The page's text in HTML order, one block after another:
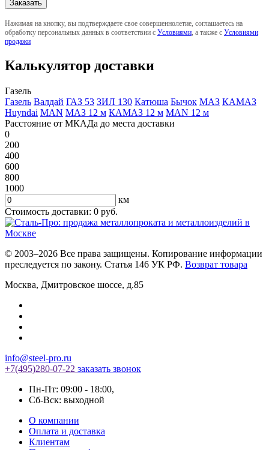
Нажимая на кнопку, вы подтверждаете свое совершеннолетие, соглашаетесь на
обработку персональных данных в соответствии с Условиями , а также с Условиями
продажи
Калькулятор доставки
Газель
Газель Валдай ГАЗ 53 ЗИЛ 130 Катюша Бычок МАЗ КАМАЗ
Huyndai MAN МАЗ 12 м КАМАЗ 12 м MAN 12 м
Расстояние от МКАДа до места доставки
0
200
400
600
800
1000
км
Стоимость доставки: 0 руб.
© 2003–2026 Все права защищены. Копирование информации
преследуется по закону. Статья 146 УК РФ. Возврат товара
Москва, Дмитровское шоссе, д.85
info@steel-pro.ru
+7(495)280-07-22 заказать звонок
Пн-Пт: 09:00 - 18:00,
Cб-Вск: выходной
О компании
Оплата и доставка
Клиентам